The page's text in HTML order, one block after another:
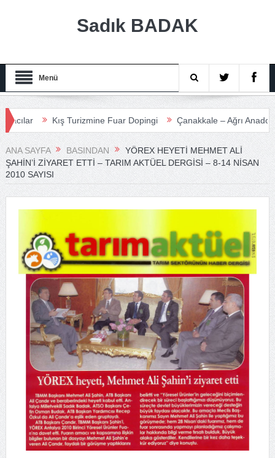
Sadık BADAK
Menü
Kış Turizmine Fuar Dopingi Çanakkale – Ağrı Anadolu
ANA SAYFA BASINDAN
YÖREX HEYETI MEHMET ALI
ŞAHIN’I ZIYARET ETTI – TARIM AKTÜEL DERGISI – 8-14 NISAN
2010 SAYISI